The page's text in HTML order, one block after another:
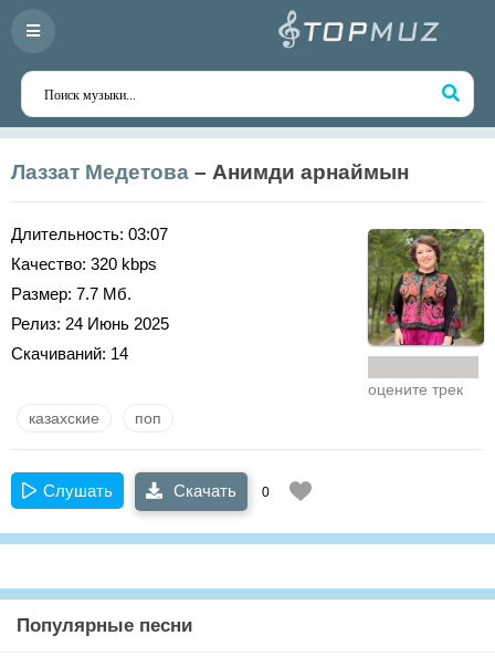
Лаззат Медетова – Анимди арнаймын
Длительность: 03:07
Качество: 320 kbps
Размер: 7.7 Мб.
Релиз: 24 Июнь 2025
Скачиваний: 14
оцените трек
казахские поп
Слушать Скачать 0
Популярные песни